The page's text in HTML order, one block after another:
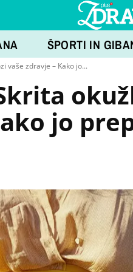
ŠPORTI IN
vaše zdravje – Kako jo...
jo